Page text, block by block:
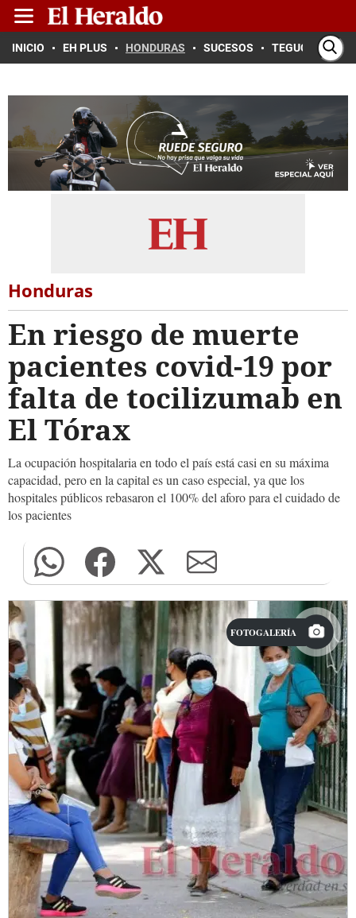
INICIO EH PLUS HONDURAS SUCESOS TEGUCIGALPA
Honduras
En riesgo de muerte
pacientes covid-19 por
falta de tocilizumab en
El Tórax
La ocupación hospitalaria en todo el país está casi en su máxima
capacidad, pero en la capital es un caso especial, ya que los
hospitales públicos rebasaron el 100% del aforo para el cuidado de
los pacientes
FOTOGALERÍA